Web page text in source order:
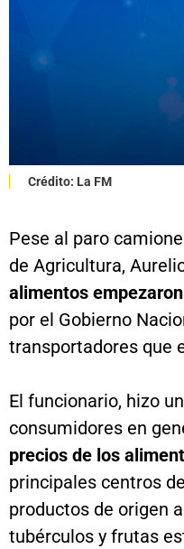
Crédito: La FM
Pese al paro
de Agricultura,
alimentos
por el Gobierno
transportadores que
El funcionario, hizo
consumidores en
precios de los
principales centros
productos de origen
tubérculos y frutas